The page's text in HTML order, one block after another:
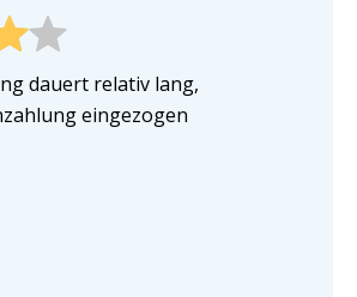
dauert relativ lang,
eingezogen